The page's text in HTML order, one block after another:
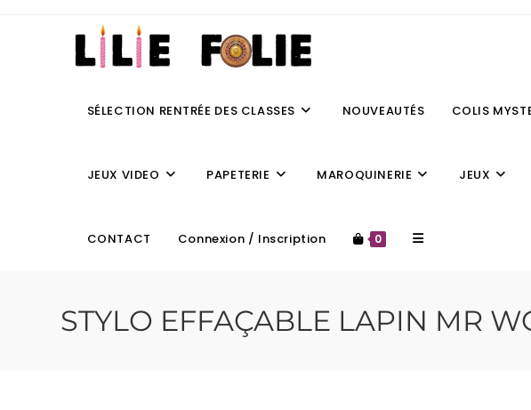
SÉLECTION RENTRÉE DES CLASSES NOUVEAUTÉS COLIS
JEUX VIDEO PAPETERIE MAROQUINERIE JEUX
CONTACT Connexion / Inscription 0
STYLO EFFAÇABLE LAPIN MR